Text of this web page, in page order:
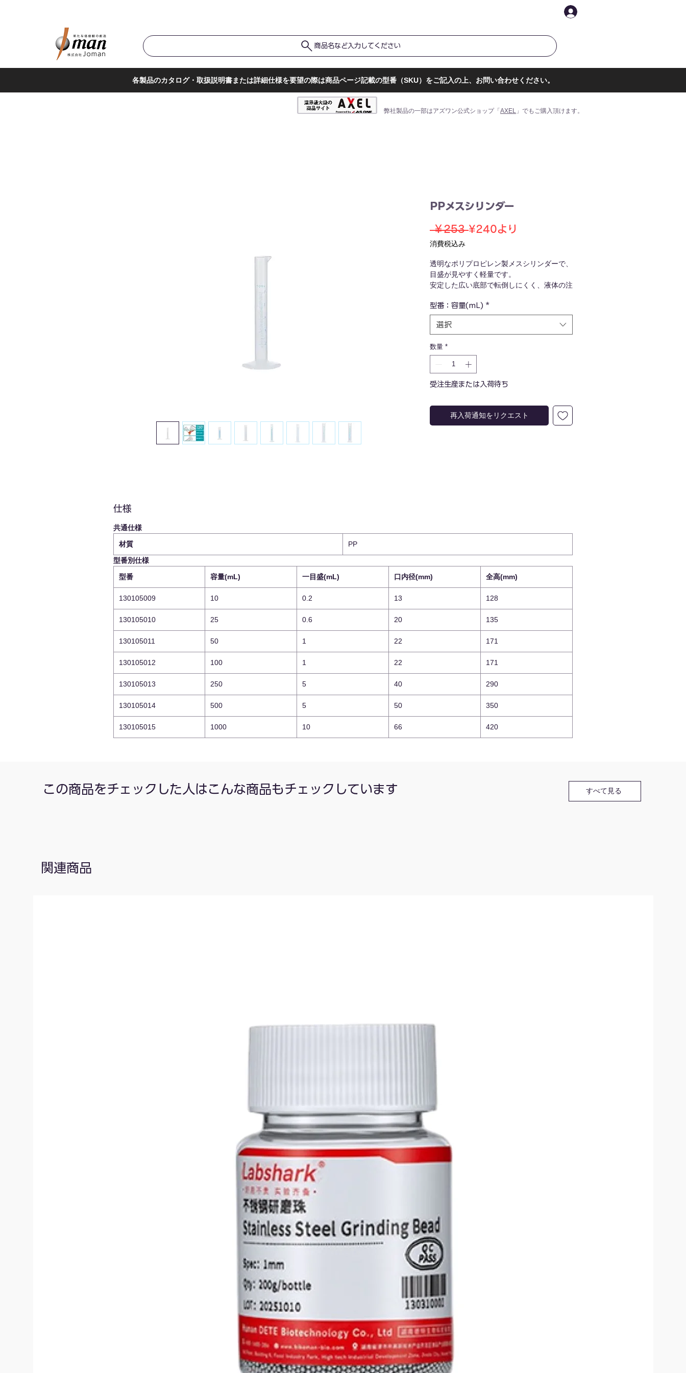
商品名など入力してください
各製品のカタログ・取扱説明書または詳細仕様を要望の際は商品ページ記載の型番（SKU）をご記入の上、お問い合わせください。
弊社製品の一部はアズワン公式ショップ「 AXEL 」でもご購入頂けます。
PPメスシリンダー
￥253 通
格
¥240より
価
格
消費税込み
透明なポリプロピレン製メスシリンダーで、
目盛が見やすく軽量です。
安定した広い底部で転倒しにくく、液体の注
耐薬品性に優れ、ガラス製に比べ割れにくい
ため実験室での扱いが簡単です。
様々な容量に対応しており、液体の計量に幅
型番：容量(mL) *
選択
数量 *
受注生産または入荷待ち
再入荷通知をリクエスト
仕様
共通仕様
材質
PP
型番別仕様
型番
容量(mL) 一目盛(mL) 口内径(mm) 全高(mm)
130105009 10 0.2 13 128
130105010 25 0.6 20 135
130105011 50 1 22 171
130105012 100 1 22 171
130105013 250 5 40 290
130105014 500 5 50 350
130105015 1000 10 66 420
この商品をチェックした人はこんな商品もチェックしています すべて見る
関連商品